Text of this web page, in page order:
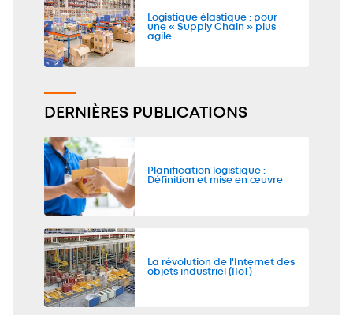
Logistique élastique : pour
une « Supply Chain » plus
agile
DERNIÈRES PUBLICATIONS
Planification logistique :
Définition et mise en œuvre
La révolution de l'Internet des
objets industriel (IIoT)